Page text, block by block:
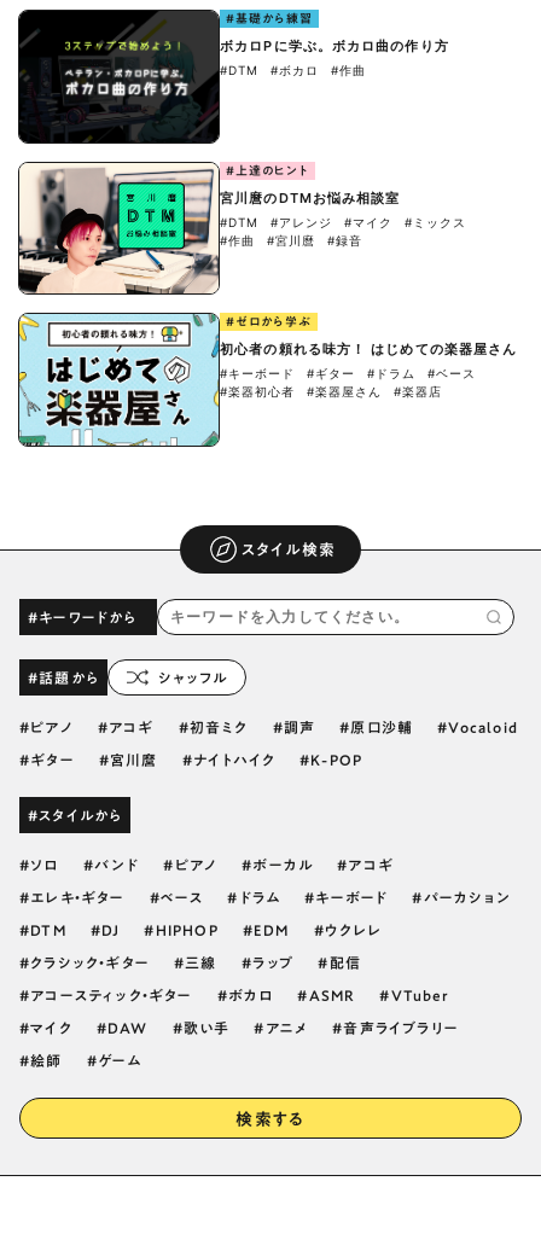
#基礎から練習
ボカロPに学ぶ。ボカロ曲の作り方
#DTM #ボカロ #作曲
#上達のヒント
宮川麿のDTMお悩み相談室
#DTM #アレンジ #マイク
#ミックス
#作曲
#宮川麿 #録音
#ゼロから学ぶ
初心者の頼れる味方！ はじめての楽器屋さん
#キーボード #ギター #ドラム
#ベース
#楽器初心者
#楽器屋さん #楽器店
スタイル検索
#キーワードから
#話題から シャッフル
ピアノ アコギ 初音ミク 調声 原口沙輔 Vocaloid
ギター 宮川麿 ナイトハイク K-POP
#スタイルから
ソロ バンド ピアノ ボーカル アコギ
エレキ・ギター ベース ドラム キーボード パーカション
DTM DJ HIPHOP EDM ウクレレ
クラシック・ギター 三線 ラップ 配信
アコースティック・ギター ボカロ ASMR VTuber
マイク DAW 歌い手 アニメ 音声ライブラリー
絵師 ゲーム
検索する